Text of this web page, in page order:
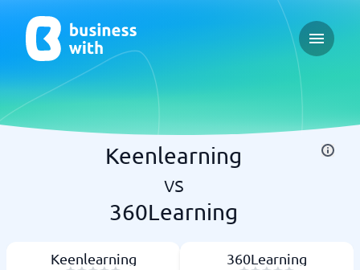
Open
Keenlearning
vs
360Learning
Keenlearning 360Learning